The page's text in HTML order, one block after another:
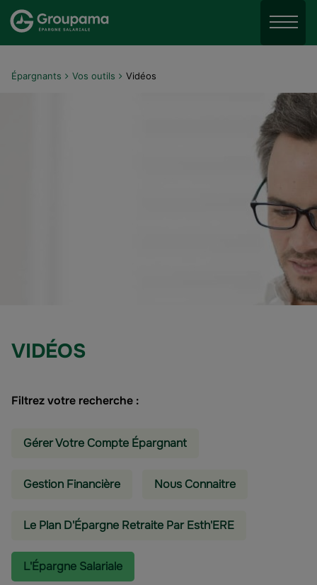
Aller au menu
Aller au contenu
Menu
Épargnants Vos outils Vidéos
VIDÉOS
Filtrez votre recherche :
Gérer Votre Compte Épargnant
Gestion Financière Nous Connaitre
Le Plan D'Épargne Retraite Par Esth'ERE
L'épargne Salariale